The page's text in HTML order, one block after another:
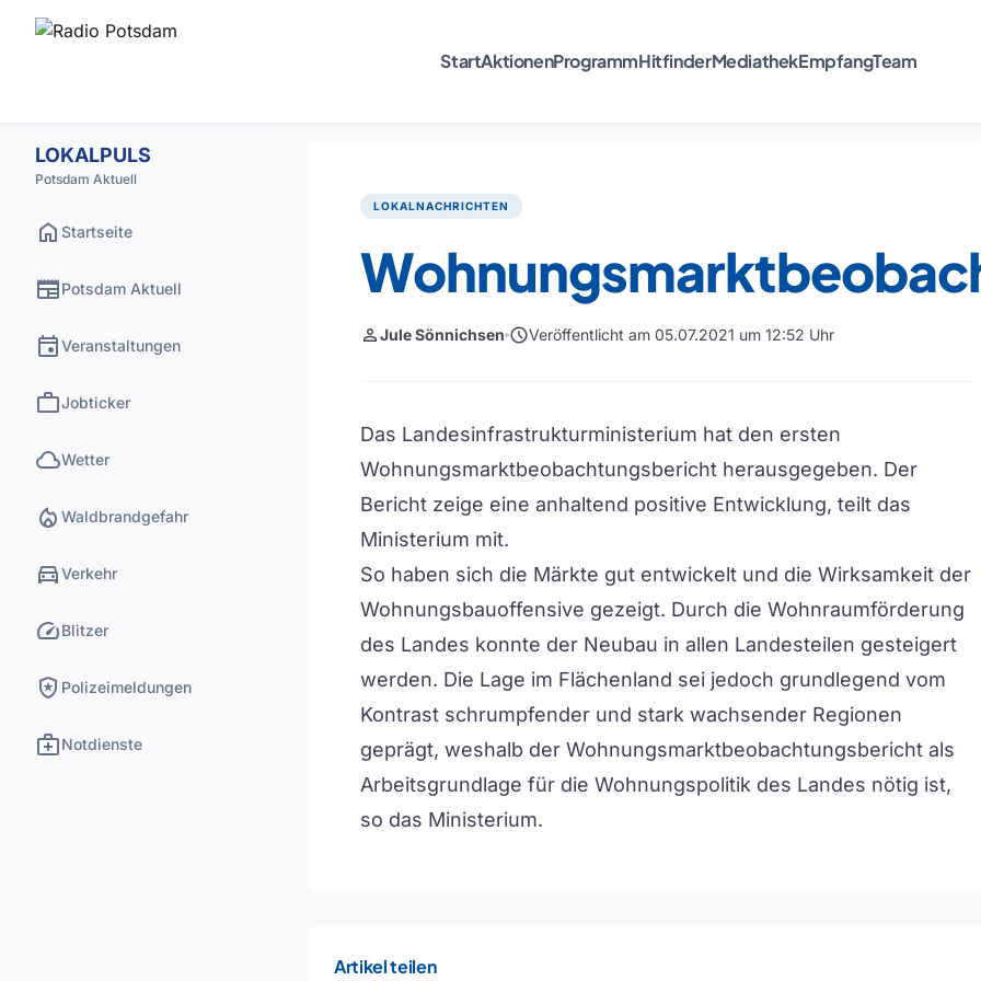
StartAktionenProgrammHitfinderMediathekEmpfangTeam
LOKALPULS
Potsdam Aktuell
home Startseite
newspaperPotsdam Aktuell
eventVeranstaltungen
workJobticker
cloudWetter
local_fire_department Waldbrandgefahr
directions_carVerkehr
speedBlitzer
local_police Polizeimeldungen
medical_servicesNotdienste
LOKALNACHRICHTEN
personJule Sönnichsen scheduleVeröffentlicht am 05.07.2021 um 12:52 Uhr
Das Landesinfrastrukturministerium hat den ersten
Wohnungsmarktbeobachtungsbericht herausgegeben. Der
Bericht zeige eine anhaltend positive Entwicklung, teilt das
Ministerium mit.
So haben sich die Märkte gut entwickelt und die Wirksamkeit der
Wohnungsbauoffensive gezeigt. Durch die Wohnraumförderung
des Landes konnte der Neubau in allen Landesteilen gesteigert
werden. Die Lage im Flächenland sei jedoch grundlegend vom
Kontrast schrumpfender und stark wachsender Regionen
geprägt, weshalb der Wohnungsmarktbeobachtungsbericht als
Arbeitsgrundlage für die Wohnungspolitik des Landes nötig ist,
so das Ministerium.
Artikel teilen